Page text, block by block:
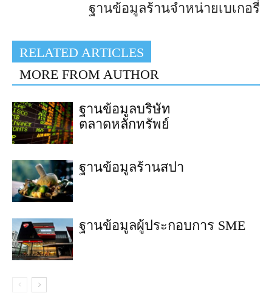
ฐานข้อมูลร้านจำหน่ายเบเกอรี่
RELATED ARTICLES
MORE FROM AUTHOR
ฐานข้อมูลบริษัท
ตลาดหลักทรัพย์
ฐานข้อมูลร้านสปา
ฐานข้อมูลผู้ประกอบการ SME